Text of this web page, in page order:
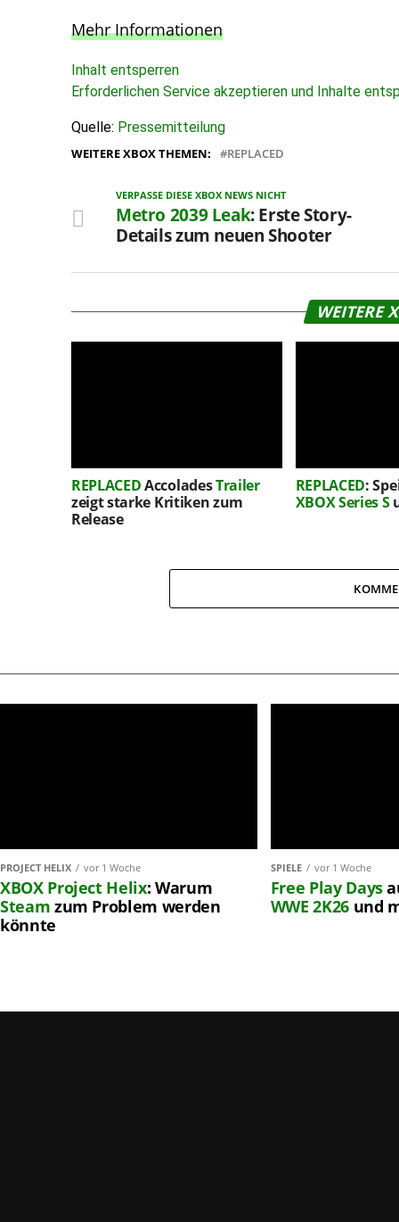
Mehr Informationen
Inhalt entsperren
Erforderlichen Service akzeptieren und Inhalte
Quelle: Pressemitteilung
WEITERE XBOX THEMEN: REPLACED
VERPASSE DIESE XBOX NEWS NICHT
Metro 2039 Leak: Erste Story-
Details zum neuen Shooter
WEITERE
REPLACEDAccoladesTrailer
zeigt starke Kritiken zum
Release
REPLACED:
XBOX Series S
PROJECT HELIX vor 1 Woche
XBOX Project Helix: Warum
Steam zum Problem werden
könnte
SPIELE vor 1 Woche
Free Play Days
WWE 2K26und